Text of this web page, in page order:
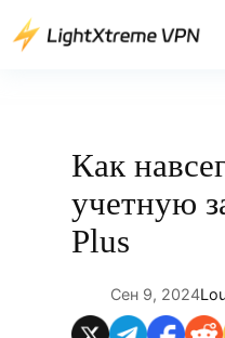
Перейти
Как
учетную
Plus
Сен 9, 2024